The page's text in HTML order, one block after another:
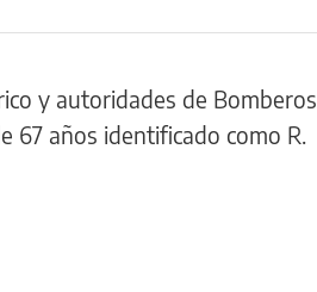
y autoridades de Bomberos
67 años identificado como R.